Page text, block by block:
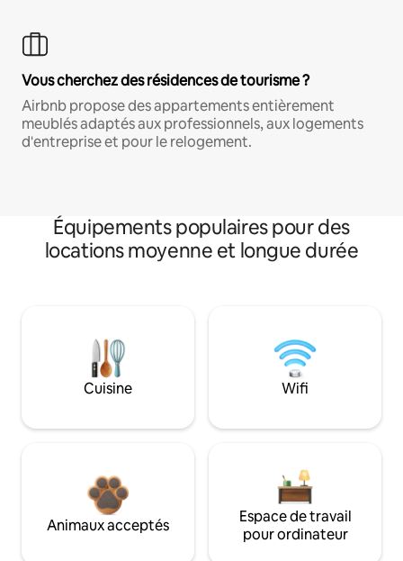
Vous cherchez des résidences de tourisme ?
Airbnb propose des appartements entièrement
meublés adaptés aux professionnels, aux logements
d'entreprise et pour le relogement.
Équipements populaires pour des
locations moyenne et longue durée
Cuisine Wifi
Animaux acceptés
Espace de travail
pour ordinateur